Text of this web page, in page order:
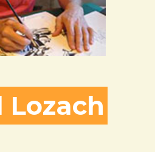
Lozach